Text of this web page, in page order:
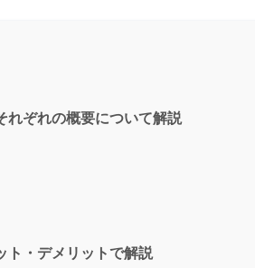
れぞれの概要について解説
ト・デメリットで解説